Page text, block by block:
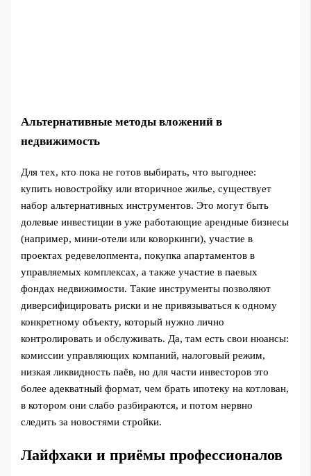
Альтернативные методы вложений в
недвижимость
Для тех, кто пока не готов выбирать, что выгоднее:
купить новостройку или вторичное жилье, существует
набор альтернативных инструментов. Это могут быть
долевые инвестиции в уже работающие арендные бизнесы
(например, мини-отели или коворкинги), участие в
проектах редевелопмента, покупка апартаментов в
управляемых комплексах, а также участие в паевых
фондах недвижимости. Такие инструменты позволяют
диверсифицировать риски и не привязываться к одному
конкретному объекту, который нужно лично
контролировать и обслуживать. Да, там есть свои нюансы:
комиссии управляющих компаний, налоговый режим,
низкая ликвидность паёв, но для части инвесторов это
более адекватный формат, чем брать ипотеку на котлован,
в котором они слабо разбираются, и потом нервно
следить за новостями стройки.
Лайфхаки и приёмы профессионалов